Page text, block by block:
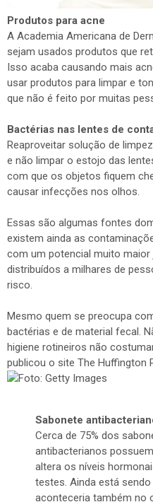
Produtos para acne
A Academia Americana de
sejam usados produtos que
Isso acaba causando mais
usar produtos para limpar e
que não é feito por muitas
Bactérias nas lentes de
Reaproveitar solução de
e não limpar o estojo das
com que os objetos fiquem
causar infecções nos olhos.
Essas são algumas fontes
existem ainda as
com um potencial muito
distribuídos a milhares de
risco.
Mesmo quem se preocupa
bactérias e de material fecal.
higiene rotineiros não
publicou o site The Huffington
Sabonete
Cerca de 75% dos
antibacterianos
altera os níveis
testes. Ainda está
aconteceria também no